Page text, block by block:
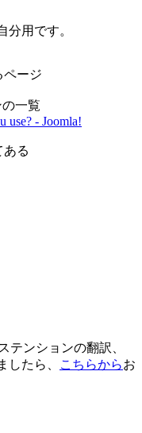
分用です。
ページ
一覧
use? - Joomla!
ある
テンションの翻訳、
したら、
こちらからお